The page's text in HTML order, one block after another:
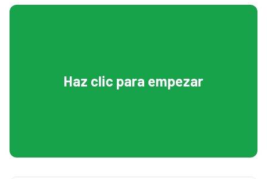
Haz clic para empezar